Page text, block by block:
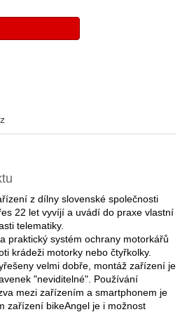
z dílny slovenské společnosti
22 let vyvíjí a uvádí do praxe vlastní
telematiky.
praktický systém ochrany motorkářů
krádeži motorky nebo čtyřkolky.
velmi dobře, montáž zařízení je
"neviditelné". Používání
mezi zařízením a smartphonem je
zařízení bikeAngel je i možnost